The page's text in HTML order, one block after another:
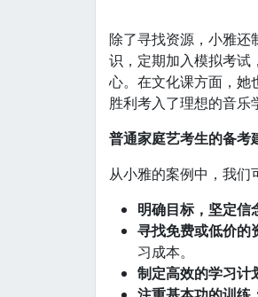
除了寻找资源，小雅还
识，定期加入模拟考试
心。在文化课方面，她
胜利考入了理想的音乐
普通家庭艺考生的备考
从小雅的案例中，我们
明确目标，坚定信
寻找免费或低价的
习成本。
制定高效的学习计